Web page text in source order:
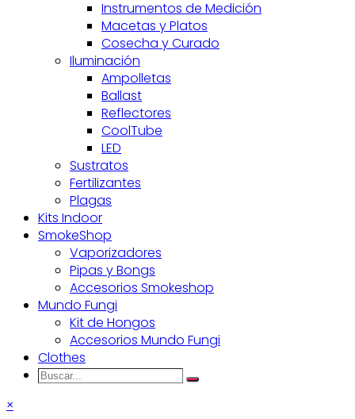
Instrumentos de Medición
Macetas y Platos
Cosecha y Curado
Iluminación
Ampolletas
Ballast
Reflectores
CoolTube
LED
Sustratos
Fertilizantes
Plagas
Kits Indoor
SmokeShop
Vaporizadores
Pipas y Bongs
Accesorios Smokeshop
Mundo Fungi
Kit de Hongos
Accesorios Mundo Fungi
Clothes
Buscar...
Search
×